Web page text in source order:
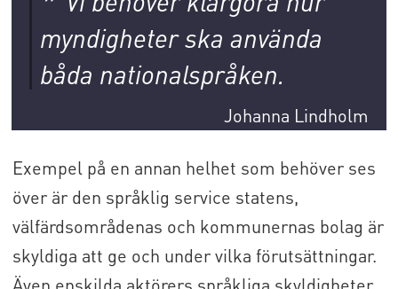
myndigheter ska använda
båda nationalspråken.
Johanna Lindholm
Exempel på en annan helhet som behöver ses
över är den språklig service statens,
välfärdsområdenas och kommunernas bolag är
skyldiga att ge och under vilka förutsättningar.